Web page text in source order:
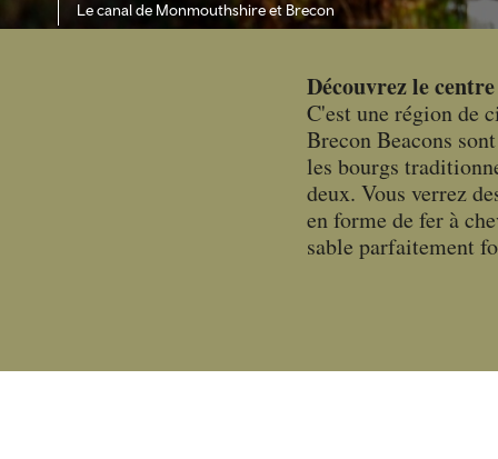
Le canal de Monmouthshire et Brecon
Découvrez le
C'est une région de
Brecon Beacons
les bourgs
deux. Vous verrez
en forme de fer à
sable parfaitement